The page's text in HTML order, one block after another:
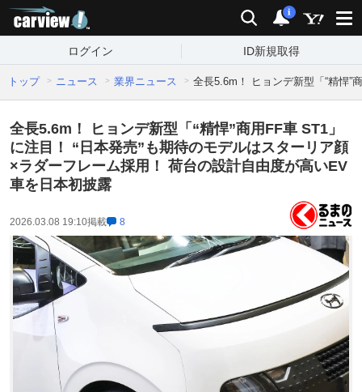
検索 通知
i
ログイン ID新規取得
トップ ニュース 業界ニュース 全長5.6m！ ヒョンデ新型「“精悍”
全長5.6m！ ヒョンデ新型「“精悍”商用FF車 ST1」
に注目！ “日本発売”も期待のモデルはスターリア顔
×ラダーフレーム採用！ 荷台の設計自由度が高いEV
車を日本初披露
2026.03.08 19:10掲載 8